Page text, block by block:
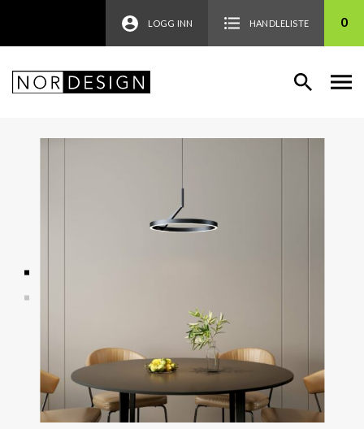
LOGG INN HANDLELISTE 0